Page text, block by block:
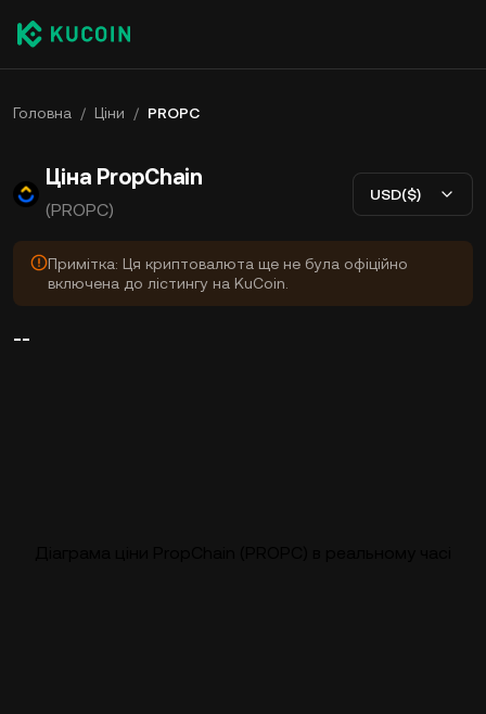
Головна / Ціни / PROPC
Ціна PropChain
(PROPC)
USD($)
Примітка: Ця криптовалюта ще не була офіційно
включена до лістингу на KuCoin.
--